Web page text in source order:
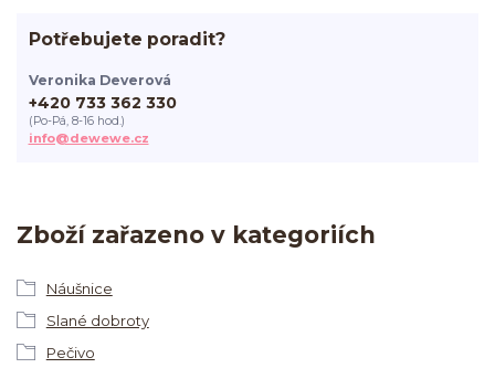
Zboží zařazeno v kategoriích
Náušnice
Slané dobroty
Pečivo
Potřebujete poradit?
Veronika Deverová
+420 733 362 330
(Po-Pá, 8-16 hod.)
info@dewewe.cz